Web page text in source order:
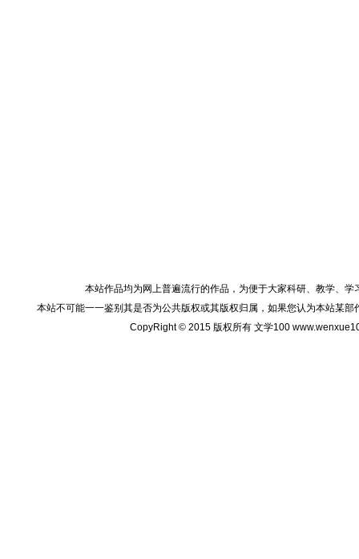
本站作品均为网上普遍流行的作品，为便于大家科研、教学、
本站不可能一一鉴别其是否为公共版权或其版权归属，如果您认为本站某
CopyRight © 2015 版权所有 文学100